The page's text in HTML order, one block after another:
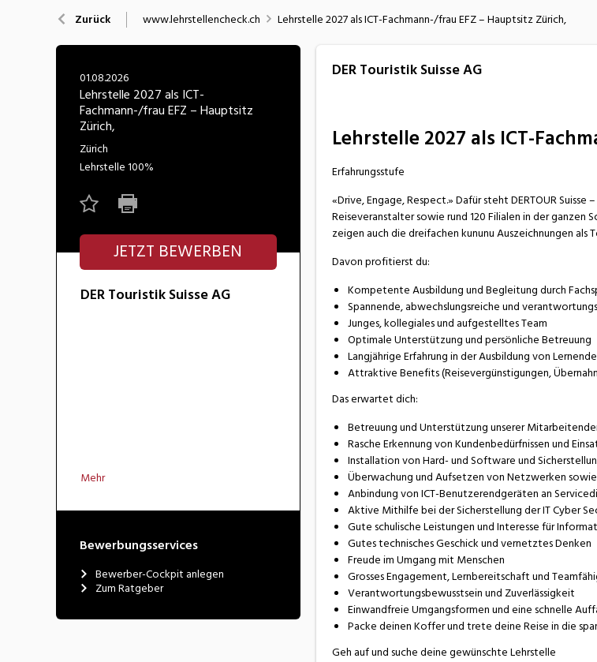
Nahrung
Wirtschaft/Verwaltung
Zurück www.lehrstellencheck.ch Lehrstelle 2027 als ICT-Fachmann-/frau EFZ – Hauptsitz Zürich,
01.08.2026
Lehrstelle 2027 als ICT-
Fachmann-/frau EFZ – Hauptsitz
Zürich,
Zürich
Lehrstelle100%
JETZT BEWERBEN
DER Touristik Suisse AG
Mehr
Bewerbungsservices
Bewerber-Cockpit anlegen
Zum Ratgeber
DER Touristik Suisse AG
Lehrstelle 2027 als ICT-
Erfahrungsstufe
«Drive, Engage, Respect.» Dafür steht DERTOUR
Reiseveranstalter sowie rund 120 Filialen in der ganzen
zeigen auch die dreifachen kununu Auszeichnungen als
Davon profitierst du:
Kompetente Ausbildung und Begleitung durch
Spannende, abwechslungsreiche und
Junges, kollegiales und aufgestelltes Team
Optimale Unterstützung und persönliche Betreuung
Langjährige Erfahrung in der Ausbildung von
Attraktive Benefits (Reisevergünstigungen,
Das erwartet dich:
Betreuung und Unterstützung unserer
Rasche Erkennung von Kundenbedürfnissen und
Installation von Hard- und Software und
Überwachung und Aufsetzen von Netzwerken
Anbindung von ICT-Benutzerendgeräten an
Aktive Mithilfe bei der Sicherstellung der IT Cyber
Gute schulische Leistungen und Interesse für
Gutes technisches Geschick und vernetztes Denken
Freude im Umgang mit Menschen
Grosses Engagement, Lernbereitschaft und
Verantwortungsbewusstsein und Zuverlässigkeit
Einwandfreie Umgangsformen und eine schnelle
Packe deinen Koffer und trete deine Reise in die
Geh auf und suche deine gewünschte Lehrstelle